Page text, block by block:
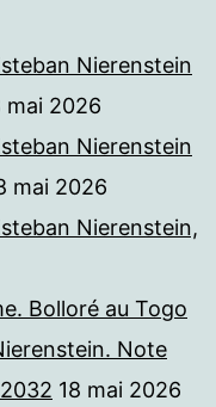
Nierenstein
mai 2026
Nierenstein
mai 2026
Nierenstein,
Bolloré au Togo
Note
18 mai 2026